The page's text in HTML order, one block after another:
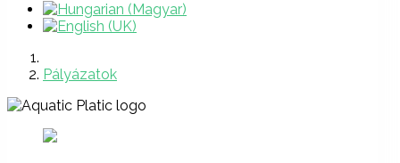
Pályázatok